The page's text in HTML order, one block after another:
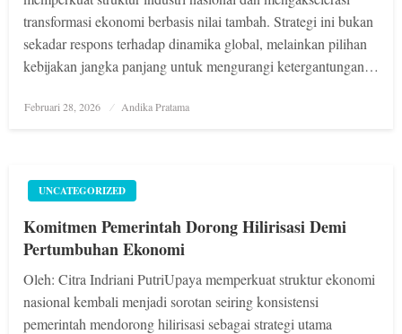
transformasi ekonomi berbasis nilai tambah. Strategi ini bukan
sekadar respons terhadap dinamika global, melainkan pilihan
kebijakan jangka panjang untuk mengurangi ketergantungan…
Posted
Februari 28, 2026 Andika Pratama
UNCATEGORIZED
Komitmen Pemerintah Dorong Hilirisasi Demi
Pertumbuhan Ekonomi
Oleh: Citra Indriani PutriUpaya memperkuat struktur ekonomi
nasional kembali menjadi sorotan seiring konsistensi
pemerintah mendorong hilirisasi sebagai strategi utama